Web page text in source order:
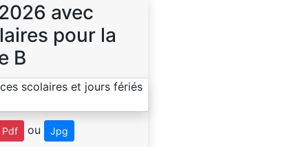
avec
pour la
B
Pdf ou Jpg